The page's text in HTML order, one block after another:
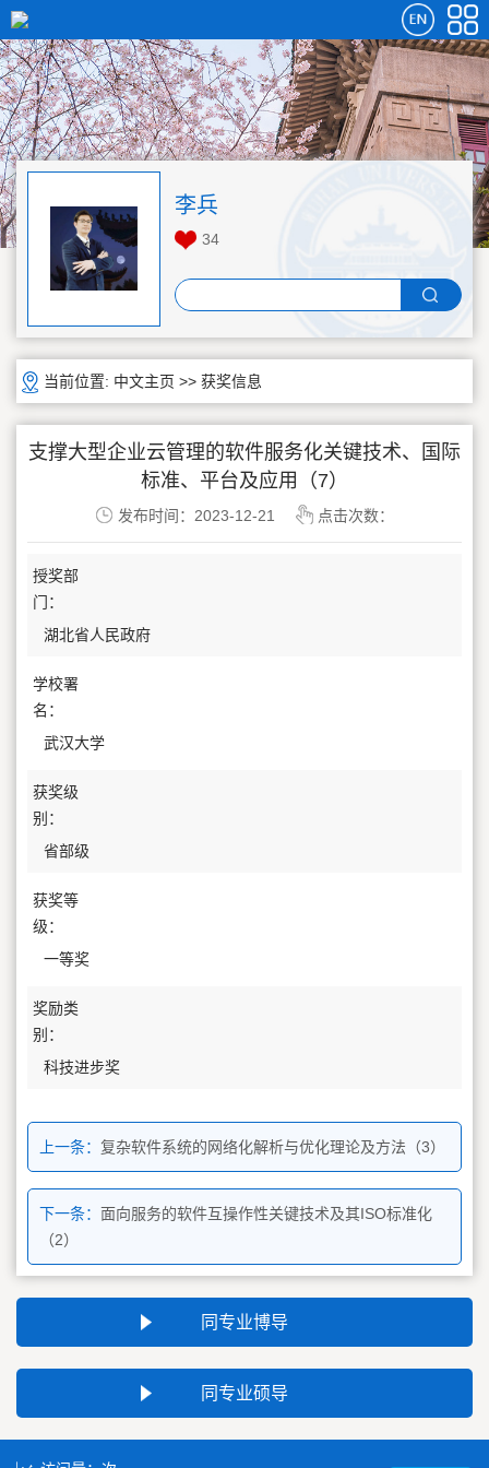
李兵
34
当前位置: 中文主页 >> 获奖信息
支撑大型企业云管理的软件服务化关键技术、国际
标准、平台及应用（7）
发布时间：2023-12-21 点击次数：
授奖部
门：
湖北省人民政府
学校署
名：
武汉大学
获奖级
别：
省部级
获奖等
级：
一等奖
奖励类
别：
科技进步奖
上一条： 复杂软件系统的网络化解析与优化理论及方法（3）
下一条： 面向服务的软件互操作性关键技术及其ISO标准化
（2）
同专业博导
同专业硕导